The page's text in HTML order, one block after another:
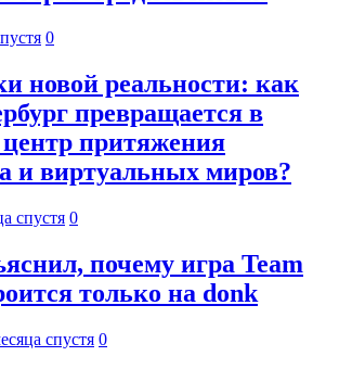
0
новой реальности: как
превращается в
притяжения
и виртуальных миров?
спустя 0
почему игра Team
только на donk
спустя 0